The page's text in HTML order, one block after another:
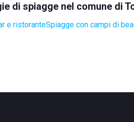
di spiagge nel comune di
e ristoranteSpiagge con campi di